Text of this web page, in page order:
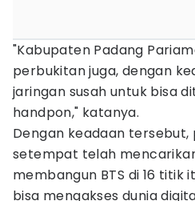
"Kabupaten Padang
perbukitan juga, dengan
jaringan susah untuk bisa
handpon," katanya.
Dengan keadaan
setempat telah
membangun BTS di 16 titik
bisa mengakses dunia